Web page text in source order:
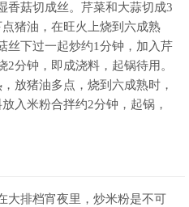
香菇切成丝。芹菜和大蒜切成3
猪油，在旺火上烧到六成熟
丝下过一起炒约1分钟，加入芹
分钟，即成浇料，起锅待用。
放猪油多点，烧到六成熟时，
入米粉合拌约2分钟，起锅，
大排档宵夜里，炒米粉是不可